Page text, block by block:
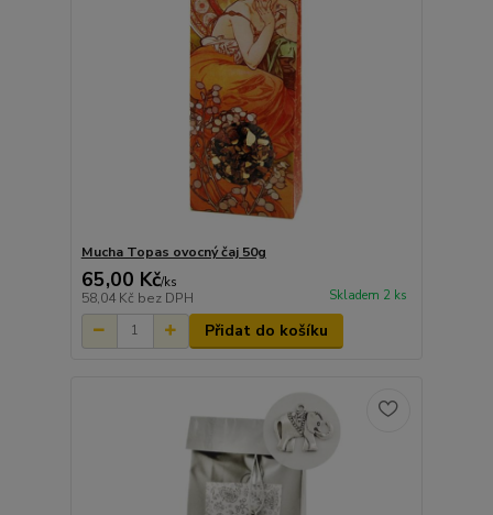
Mucha Topas ovocný čaj 50g
65,00 Kč/ks
58,04 Kč bez DPH Skladem 2 ks
Přidat do košíku